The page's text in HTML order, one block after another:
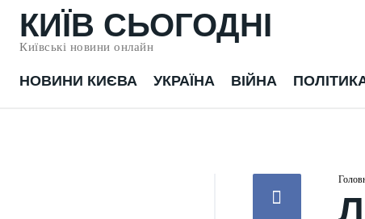
КИЇВ СЬОГОДНІ
Київські новини онлайн
НОВИНИ КИЄВА УКРАЇНА ВІЙНА